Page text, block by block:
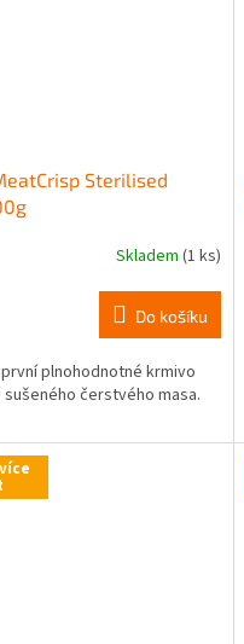
Sterilised
Skladem (1 ks)
Do košíku
plnohodnotné krmivo
čerstvého masa.